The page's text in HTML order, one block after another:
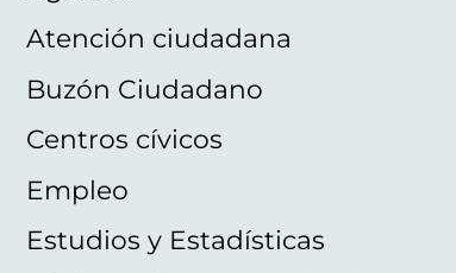
Atención ciudadana
Buzón Ciudadano
Centros cívicos
Empleo
Estudios y Estadísticas